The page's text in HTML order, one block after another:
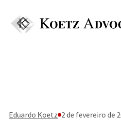
Eduardo Koetz 2 de fevereiro de